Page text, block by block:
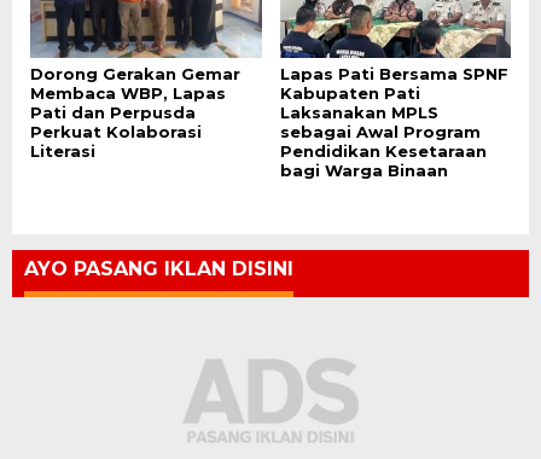
Dorong Gerakan Gemar
Membaca WBP, Lapas
Pati dan Perpusda
Perkuat Kolaborasi
Literasi
Lapas Pati Bersama SPNF
Kabupaten Pati
Laksanakan MPLS
sebagai Awal Program
Pendidikan Kesetaraan
bagi Warga Binaan
AYO PASANG IKLAN DISINI